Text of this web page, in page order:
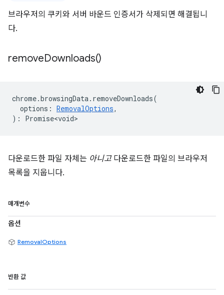
브라우저의 쿠키와 서버 바운드 인증서가 삭제되면 해결됩니
다.
removeDownloads()
chrome.browsingData. removeDownloads(
options : RemovalOptions,
) : Promise<void>
다운로드한 파일 자체는 아니고다운로드한 파일의 브라우저
목록을 지웁니다.
매개변수
옵션
RemovalOptions
반환 값